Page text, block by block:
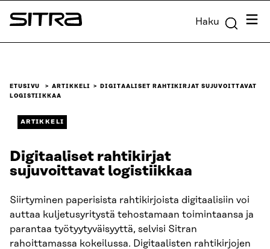
Siirry
suoraan
Sitra Haku
ETUSIVU ARTIKKELI
DIGITAALISET RAHTIKIRJAT SUJUVOITTAVAT
LOGISTIIKKAA
ARTIKKELI
Digitaaliset rahtikirjat
sujuvoittavat logistiikkaa
Siirtyminen paperisista rahtikirjoista digitaalisiin voi
auttaa kuljetusyritystä tehostamaan toimintaansa ja
parantaa työtyytyväisyyttä, selvisi Sitran
rahoittamassa kokeilussa. Digitaalisten rahtikirjojen